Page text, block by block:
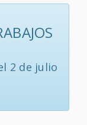
2 de julio